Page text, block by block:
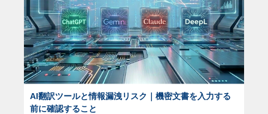
AI翻訳ツールと情報漏洩リスク｜機密文書を入力する
前に確認すること